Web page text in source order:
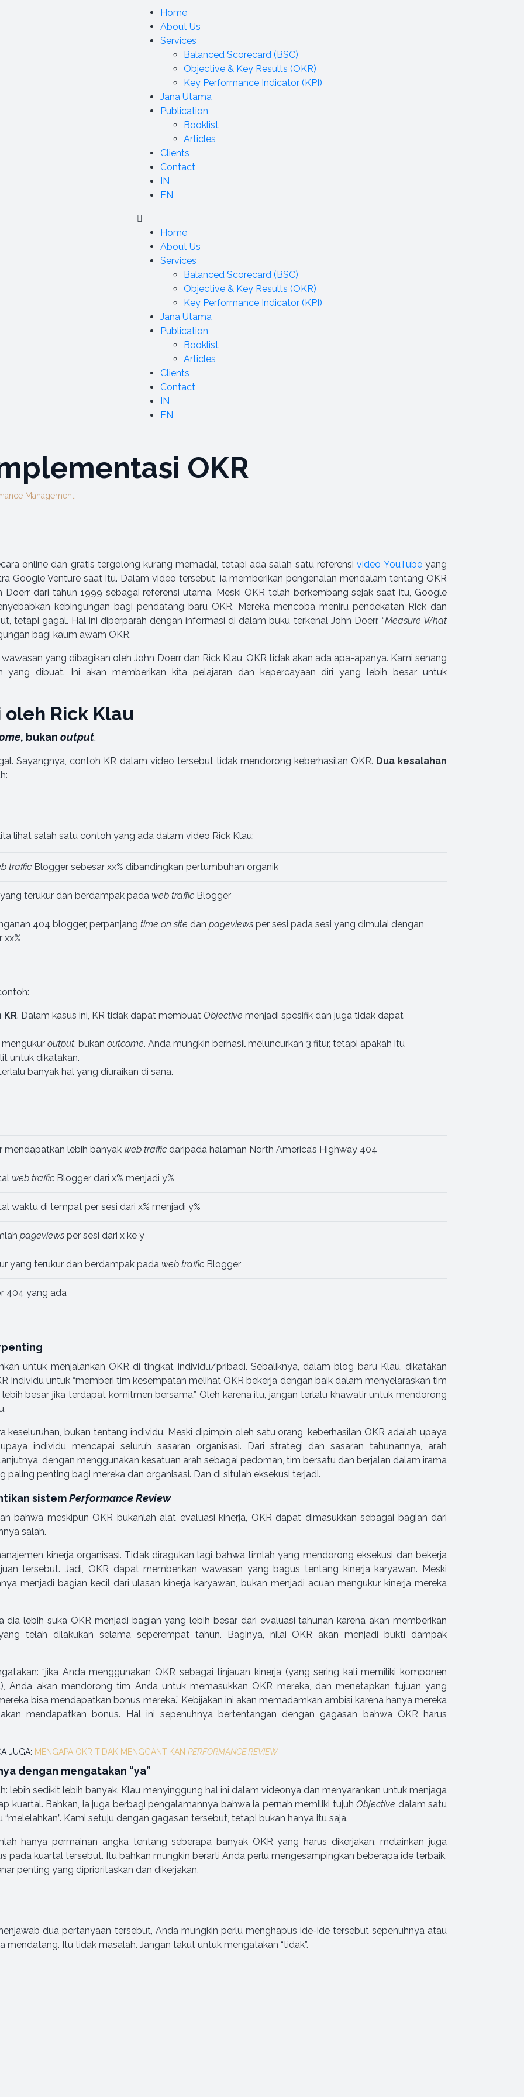
Home
About Us
Services
Balanced Scorecard (BSC)
Objective & Key Results (OKR)
Key Performance Indicator (KPI)
Jana Utama
Publication
Booklist
Articles
Clients
Contact
IN
EN
Home
About Us
Services
Balanced Scorecard (BSC)
Objective & Key Results (OKR)
Key Performance Indicator (KPI)
Jana Utama
Publication
Booklist
Articles
Clients
Contact
IN
EN
OKR
Management
online dan gratis tergolong kurang memadai, tetapi ada salah satu referensivideo YouTubeyang
Google Venture saat itu. Dalam video tersebut, ia memberikan pengenalan mendalam tentang OKR
Doerr dari tahun 1999 sebagai referensi utama. Meski OKR telah berkembang sejak saat itu, Google
kebingungan bagi pendatang baru OKR. Mereka mencoba meniru pendekatan Rick dan
tetapi gagal. Hal ini diperparah dengan informasi di dalam buku terkenal John Doerr, “Measure What
bagi kaum awam OKR.
yang dibagikan oleh John Doerr dan Rick Klau, OKR tidak akan ada apa-apanya. Kami senang
yang dibuat. Ini akan memberikan kita pelajaran dan kepercayaan diri yang lebih besar untuk
Rick Klau
, bukan output.
Sayangnya, contoh KR dalam video tersebut tidak mendorong keberhasilan OKR. Dua kesalahan
lihat salah satu contoh yang ada dalam video Rick Klau:
traffic Blogger sebesar xx% dibandingkan pertumbuhan organik
terukur dan berdampak pada web traffic Blogger
404 blogger, perpanjang time on site dan pageviews per sesi pada sesi yang dimulai dengan
xx%
KR. Dalam kasus ini, KR tidak dapat membuat Objective menjadi spesifik dan juga tidak dapat
output, bukan outcome. Anda mungkin berhasil meluncurkan 3 fitur, tetapi apakah itu
untuk dikatakan.
banyak hal yang diuraikan di sana.
mendapatkan lebih banyak web traffic daripada halaman North America’s Highway 404
web traffic Blogger dari x% menjadi y%
waktu di tempat per sesi dari x% menjadi y%
pageviews per sesi dari x ke y
yang terukur dan berdampak pada web traffic Blogger
404 yang ada
untuk menjalankan OKR di tingkat individu/pribadi. Sebaliknya, dalam blog baru Klau, dikatakan
individu untuk “memberi tim kesempatan melihat OKR bekerja dengan baik dalam menyelaraskan tim
besar jika terdapat komitmen bersama.” Oleh karena itu, jangan terlalu khawatir untuk mendorong
keseluruhan, bukan tentang individu. Meski dipimpin oleh satu orang, keberhasilan OKR adalah upaya
individu mencapai seluruh sasaran organisasi. Dari strategi dan sasaran tahunannya, arah
dengan menggunakan kesatuan arah sebagai pedoman, tim bersatu dan berjalan dalam irama
paling penting bagi mereka dan organisasi. Dan di situlah eksekusi terjadi.
sistemPerformance Review
bahwa meskipun OKR bukanlah alat evaluasi kinerja, OKR dapat dimasukkan sebagai bagian dari
salah.
kinerja organisasi. Tidak diragukan lagi bahwa timlah yang mendorong eksekusi dan bekerja
tersebut. Jadi, OKR dapat memberikan wawasan yang bagus tentang kinerja karyawan. Meski
menjadi bagian kecil dari ulasan kinerja karyawan, bukan menjadi acuan mengukur kinerja mereka
dia lebih suka OKR menjadi bagian yang lebih besar dari evaluasi tahunan karena akan memberikan
telah dilakukan selama seperempat tahun. Baginya, nilai OKR akan menjadi bukti dampak
“jika Anda menggunakan OKR sebagai tinjauan kinerja (yang sering kali memiliki komponen
Anda akan mendorong tim Anda untuk memasukkan OKR mereka, dan menetapkan tujuan yang
bisa mendapatkan bonus mereka.” Kebijakan ini akan memadamkan ambisi karena hanya mereka
mendapatkan bonus. Hal ini sepenuhnya bertentangan dengan gagasan bahwa OKR harus
JUGA: MENGAPA OKR TIDAK MENGGANTIKAN PERFORMANCE REVIEW
dengan mengatakan “ya”
lebih sedikit lebih banyak. Klau menyinggung hal ini dalam videonya dan menyarankan untuk menjaga
kuartal. Bahkan, ia juga berbagi pengalamannya bahwa ia pernah memiliki tujuhObjective dalam satu
Kami setuju dengan gagasan tersebut, tetapi bukan hanya itu saja.
hanya permainan angka tentang seberapa banyak OKR yang harus dikerjakan, melainkan juga
pada kuartal tersebut. Itu bahkan mungkin berarti Anda perlu mengesampingkan beberapa ide terbaik.
penting yang diprioritaskan dan dikerjakan.
dua pertanyaan tersebut, Anda mungkin perlu menghapus ide-ide tersebut sepenuhnya atau
Itu tidak masalah. Jangan takut untuk mengatakan “tidak”.